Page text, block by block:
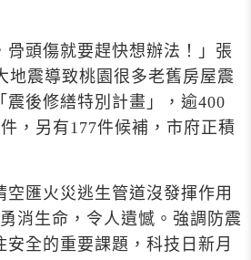
骨頭傷就要趕快想辦法！」張
地震導致桃園很多老舊房屋震
震後修繕特別計畫」，逾400
，另有177件候補，市府正積
空匯火災逃生管道沒發揮作用
消生命，令人遺憾。強調防震
全的重要課題，科技日新月